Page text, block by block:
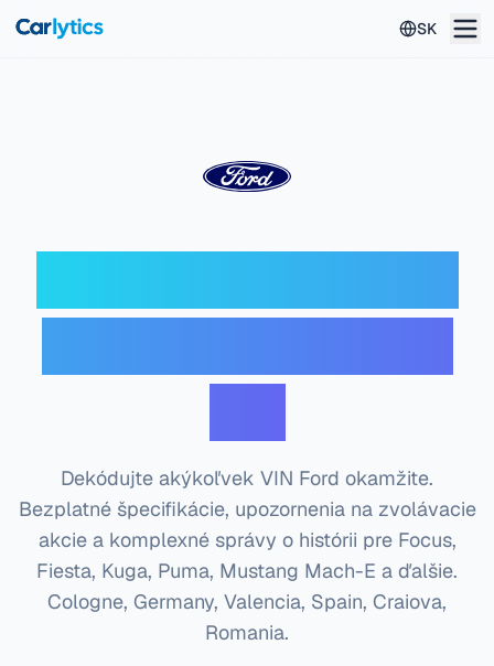
SK
Dekódujte akýkoľvek VIN Ford okamžite.
Bezplatné špecifikácie, upozornenia na zvolávacie
akcie a komplexné správy o histórii pre Focus,
Fiesta, Kuga, Puma, Mustang Mach-E a ďalšie.
Cologne, Germany, Valencia, Spain, Craiova,
Romania.